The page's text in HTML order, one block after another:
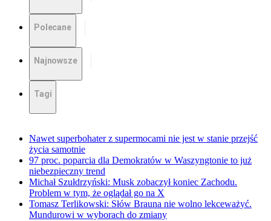
Polecane
Najnowsze
Tagi
Nawet superbohater z supermocami nie jest w stanie przejść
życia samotnie
97 proc. poparcia dla Demokratów w Waszyngtonie to już
niebezpieczny trend
Michał Szułdrzyński: Musk zobaczył koniec Zachodu.
Problem w tym, że oglądał go na X
Tomasz Terlikowski: Słów Brauna nie wolno lekceważyć.
Mundurowi w wyborach do zmiany